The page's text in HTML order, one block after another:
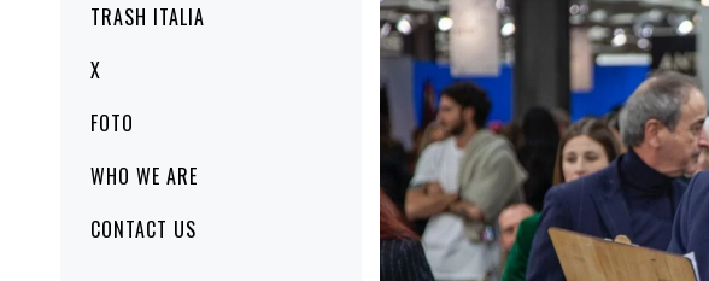
TRASH ITALIA
X
FOTO
WHO WE ARE
CONTACT US